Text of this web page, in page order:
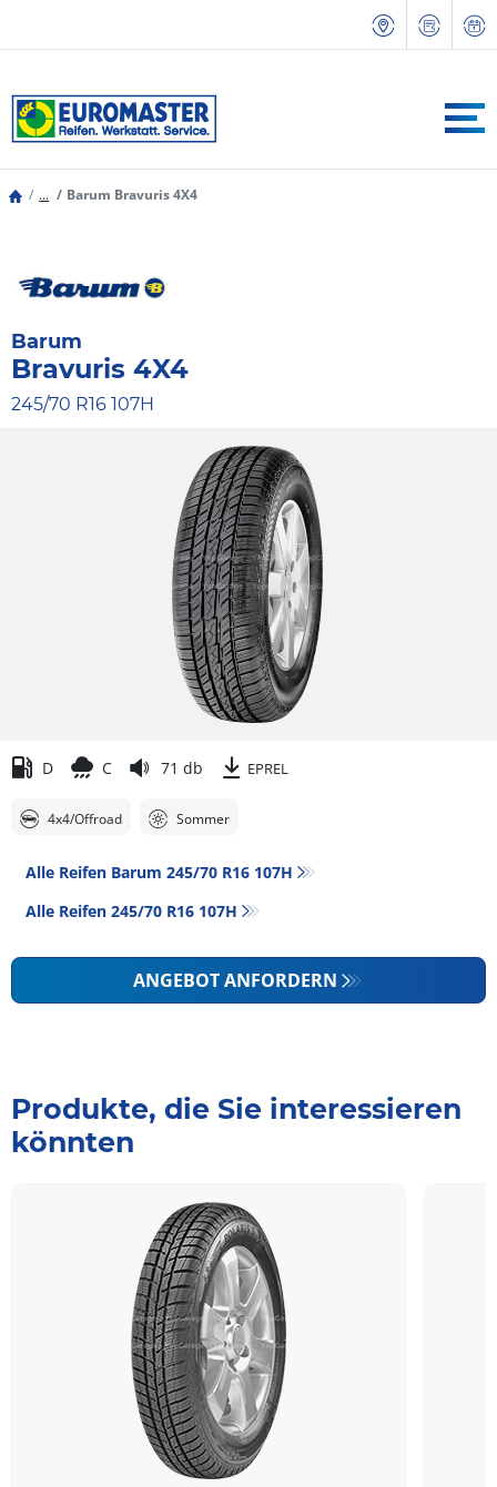
... Barum Bravuris 4X4
Barum
Bravuris 4X4
245/70 R16 107H
D C 71 db EPREL
4x4/Offroad Sommer
Alle Reifen Barum 245/70 R16 107H
Alle Reifen‎ 245/70 R16 107H
ANGEBOT ANFORDERN
Produkte, die Sie interessieren
könnten